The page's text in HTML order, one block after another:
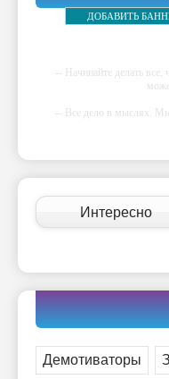
ДОБАВИТЬ
-- Начинайте делать
-- Все дело в мыслях.
которую
-- Самое большое
глупость. Из всех
Интересно
Демотиваторы